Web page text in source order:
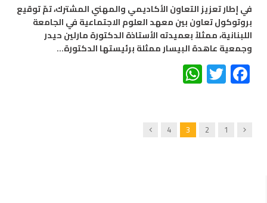
في إطار تعزيز التعاون الأكاديمي والمهني المشترك، تمّ توقيع
بروتوكول تعاون بين معهد العلوم الاجتماعية في الجامعة
اللبنانية، ممثلاً بعميدته الأستاذة الدكتورة مارلين حيدر
وجمعية عاهدة البيسار ممثلة برئيستها الدكتورة…
Facebook
Twitter
Previous
1
2
3
4
Next